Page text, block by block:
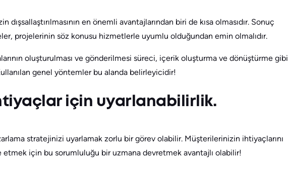
dışsallaştırılmasının en önemli avantajlarından biri de kısa olmasıdır. Sonuç
projelerinin söz konusu hizmetlerle uyumlu olduğundan emin olmalıdır.
oluşturulması ve gönderilmesi süreci, içerik oluşturma ve dönüştürme gibi
genel yöntemler bu alanda belirleyicidir!
için uyarlanabilirlik.
stratejinizi uyarlamak zorlu bir görev olabilir. Müşterilerinizin ihtiyaçlarını
etmek için bu sorumluluğu bir uzmana devretmek avantajlı olabilir!